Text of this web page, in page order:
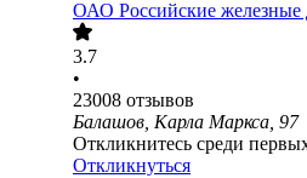
ОАО Российские железные
3.7
•
23008 отзывов
Балашов, Карла Маркса, 97
Откликнитесь среди
Откликнуться